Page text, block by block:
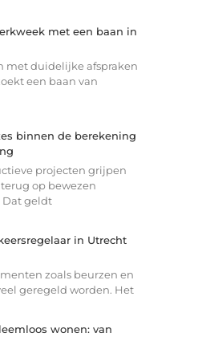
met een baan in
met duidelijke afspraken
een baan van
binnen de berekening
projecten grijpen
op bewezen
geldt
in Utrecht
zoals beurzen en
geregeld worden. Het
wonen: van